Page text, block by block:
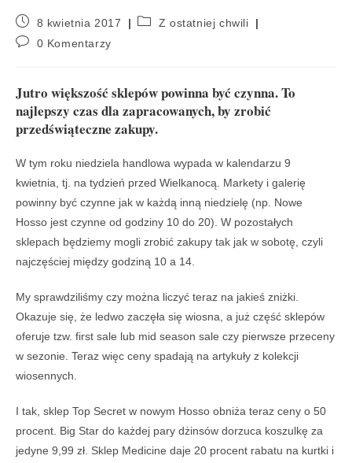
8 kwietnia 2017
Z ostatniej chwili
0 Komentarzy
Jutro większość sklepów powinna być czynna. To
najlepszy czas dla zapracowanych, by zrobić
przedświąteczne zakupy.
W tym roku niedziela handlowa wypada w kalendarzu 9
kwietnia, tj. na tydzień przed Wielkanocą. Markety i galerię
powinny być czynne jak w każdą inną niedzielę (np. Nowe
Hosso jest czynne od godziny 10 do 20). W pozostałych
sklepach będziemy mogli zrobić zakupy tak jak w sobotę, czyli
najczęściej między godziną 10 a 14.
My sprawdziliśmy czy można liczyć teraz na jakieś zniżki.
Okazuje się, że ledwo zaczęła się wiosna, a już część sklepów
oferuje tzw. first sale lub mid season sale czy pierwsze przeceny
w sezonie. Teraz więc ceny spadają na artykuły z kolekcji
wiosennych.
I tak, sklep Top Secret w nowym Hosso obniża teraz ceny o 50
procent. Big Star do każdej pary dżinsów dorzuca koszulkę za
jedyne 9,99 zł. Sklep Medicine daje 20 procent rabatu na kurtki i